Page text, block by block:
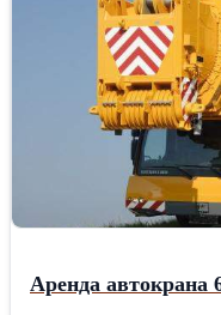
Аренда автокрана